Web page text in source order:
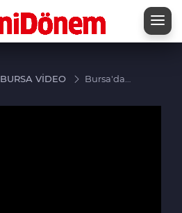
BURSA VİDEO
Bursa'da